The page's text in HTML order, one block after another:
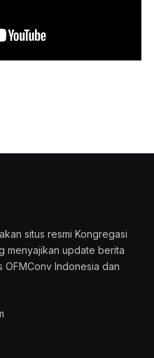
situs resmi Kongregasi
menyajikan update berita
OFMConv Indonesia dan